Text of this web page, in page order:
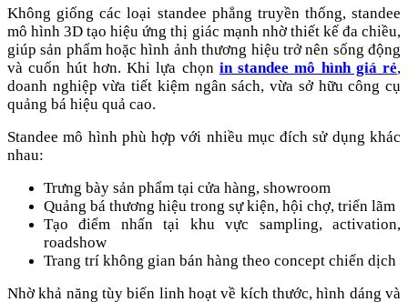
Không giống các loại standee phẳng truyền thống, standee
mô hình 3D tạo hiệu ứng thị giác mạnh nhờ thiết kế đa chiều,
giúp sản phẩm hoặc hình ảnh thương hiệu trở nên sống động
và cuốn hút hơn. Khi lựa chọn in standee mô hình giá rẻ,
doanh nghiệp vừa tiết kiệm ngân sách, vừa sở hữu công cụ
quảng bá hiệu quả cao.
Standee mô hình phù hợp với nhiều mục đích sử dụng khác
nhau:
Trưng bày sản phẩm tại cửa hàng, showroom
Quảng bá thương hiệu trong sự kiện, hội chợ, triển lãm
Tạo điểm nhấn tại khu vực sampling, activation,
roadshow
Trang trí không gian bán hàng theo concept chiến dịch
Nhờ khả năng tùy biến linh hoạt về kích thước, hình dáng và